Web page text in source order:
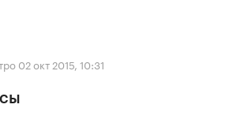
02 окт 2015, 10:31